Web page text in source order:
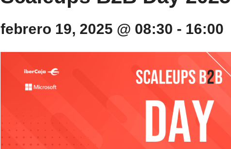
febrero 19, 2025 @ 08:30 - 16:00